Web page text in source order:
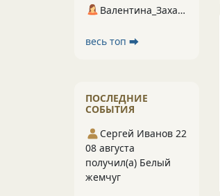
Валентина_Захарова
весь топ ⮕
ПОСЛЕДНИЕ
СОБЫТИЯ
Сергей Иванов 22
08 августа
получил(а) Белый
жемчуг